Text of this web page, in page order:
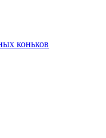
коньков